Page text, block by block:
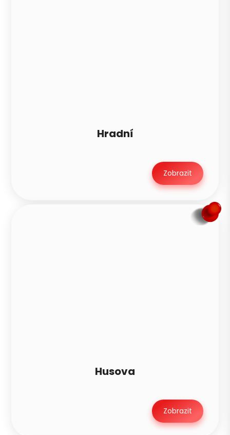
Hradní
Zobrazit
Husova
Zobrazit